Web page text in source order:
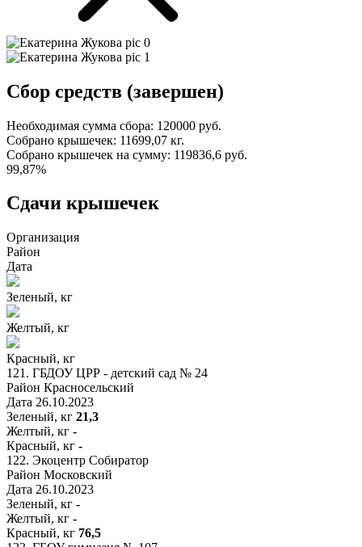
Сбор средств (завершен)
Необходимая сумма сбора: 120000 руб.
Собрано крышечек: 11699,07 кг.
Собрано крышечек на сумму: 119836,6 руб.
99,87%
Сдачи крышечек
Организация
Район
Дата
Зеленый, кг
Желтый, кг
Красный, кг
121. ГБДОУ ЦРР - детский сад № 24
Район Красносельский
Дата 26.10.2023
Зеленый, кг 21,3
Желтый, кг -
Красный, кг -
122. Экоцентр Собиратор
Район Московский
Дата 26.10.2023
Зеленый, кг -
Желтый, кг -
Красный, кг 76,5